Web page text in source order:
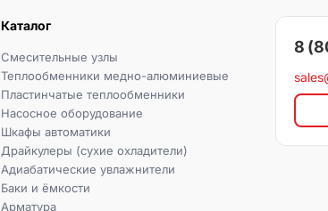
Каталог
Смесительные узлы
Теплообменники медно-алюминиевые
Пластинчатые теплообменники
Насосное оборудование
Шкафы автоматики
Драйкулеры (сухие охладители)
Адиабатические увлажнители
Баки и ёмкости
Арматура
8